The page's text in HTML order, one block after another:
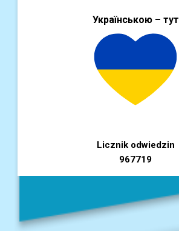
Українською – тут
Licznik odwiedzin
967719